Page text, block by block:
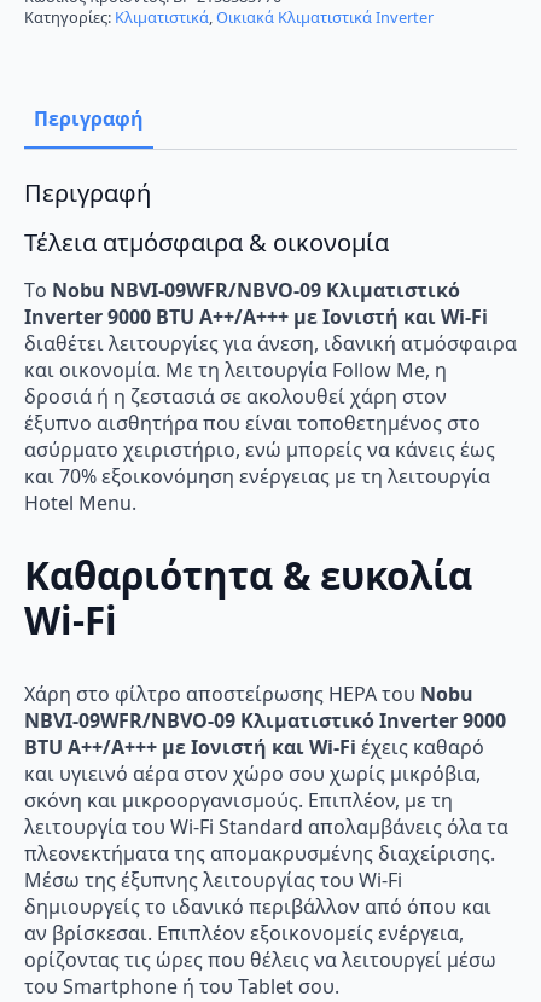
Inverter
9000
Ιονιστή
και
Wi-
ποσότητα
Κατηγορίες: Κλιματιστικά,Οικιακά Κλιματιστικά Inverter
Περιγραφή
Περιγραφή
Τέλεια ατμόσφαιρα & οικονομία
Tο Nobu NBVI-09WFR/NBVO-09 Κλιματιστικό
Inverter 9000 BTU A++/A+++ με Ιονιστή και Wi-Fi
διαθέτει λειτουργίες για άνεση, ιδανική ατμόσφαιρα
και οικονομία. Με τη λειτουργία Follow Me, η
δροσιά ή η ζεστασιά σε ακολουθεί χάρη στον
έξυπνο αισθητήρα που είναι τοποθετημένος στο
ασύρματο χειριστήριο, ενώ μπορείς να κάνεις έως
και 70% εξοικονόμηση ενέργειας με τη λειτουργία
Hotel Menu.
Καθαριότητα & ευκολία
Wi-Fi
Χάρη στο φίλτρο αποστείρωσης HEPA του Nobu
NBVI-09WFR/NBVO-09 Κλιματιστικό Inverter 9000
BTU A++/A+++ με Ιονιστή και Wi-Fi έχεις καθαρό
και υγιεινό αέρα στον χώρο σου χωρίς μικρόβια,
σκόνη και μικροοργανισμούς. Επιπλέον, με τη
λειτουργία του Wi-Fi Standard απολαμβάνεις όλα τα
πλεονεκτήματα της απομακρυσμένης διαχείρισης.
Μέσω της έξυπνης λειτουργίας του Wi-Fi
δημιουργείς το ιδανικό περιβάλλον από όπου και
αν βρίσκεσαι. Επιπλέον εξοικονομείς ενέργεια,
ορίζοντας τις ώρες που θέλεις να λειτουργεί μέσω
του Smartphone ή του Tablet σου.